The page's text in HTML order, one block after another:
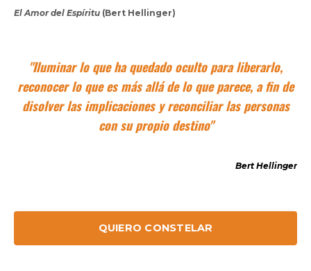
El Amor del Espíritu (Bert Hellinger)
"Iluminar lo que ha quedado oculto para liberarlo,
reconocer lo que es más allá de lo que parece, a fin de
disolver las implicaciones y reconciliar las personas
con su propio destino"
Bert Hellinger
QUIERO CONSTELAR